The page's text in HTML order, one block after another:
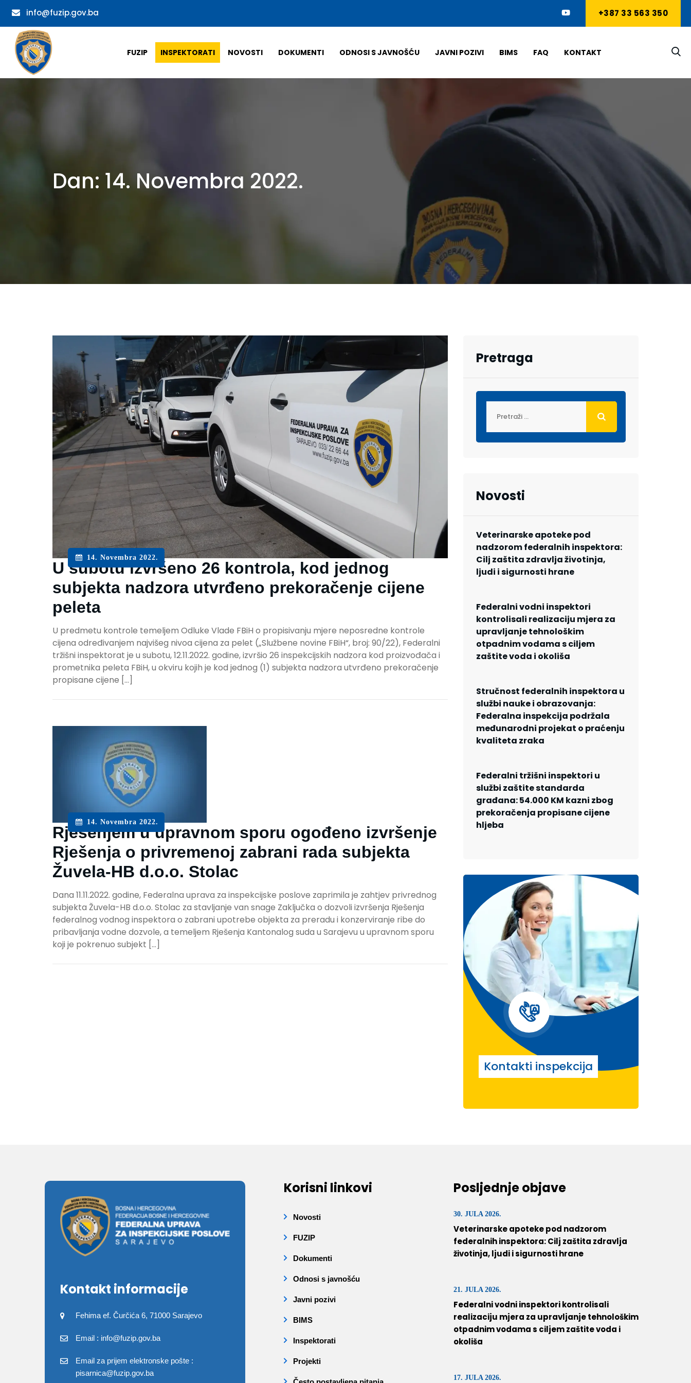
info@fuzip.gov.ba +387 33 563 350
FUZIP INSPEKTORATI NOVOSTI DOKUMENTI ODNOSI S JAVNOŠĆU JAVNI POZIVI BIMS FAQ KONTAKT
Dan: 14. Novembra 2022.
14. Novembra 2022.
U subotu izvršeno 26 kontrola, kod jednog
subjekta nadzora utvrđeno prekoračenje cijene
peleta
U predmetu kontrole temeljem Odluke Vlade FBiH o propisivanju mjere neposredne kontrole
cijena određivanjem najvišeg nivoa cijena za pelet („Službene novine FBiH“, broj: 90/22), Federalni
tržišni inspektorat je u subotu, 12.11.2022. godine, izvršio 26 inspekcijskih nadzora kod proizvođača i
prometnika peleta FBiH, u okviru kojih je kod jednog (1) subjekta nadzora utvrđeno prekoračenje
propisane cijene […]
14. Novembra 2022.
Rješenjem u upravnom sporu ogođeno izvršenje
Rješenja o privremenoj zabrani rada subjekta
Žuvela-HB d.o.o. Stolac
Dana 11.11.2022. godine, Federalna uprava za inspekcijske poslove zaprimila je zahtjev privrednog
subjekta Žuvela-HB d.o.o. Stolac za stavljanje van snage Zaključka o dozvoli izvršenja Rješenja
federalnog vodnog inspektora o zabrani upotrebe objekta za preradu i konzerviranje ribe do
pribavljanja vodne dozvole, a temeljem Rješenja Kantonalog suda u Sarajevu u upravnom sporu
koji je pokrenuo subjekt […]
Pretraga
Novosti
Veterinarske apoteke pod
nadzorom federalnih inspektora:
Cilj zaštita zdravlja životinja,
ljudi i sigurnosti hrane
Federalni vodni inspektori
kontrolisali realizaciju mjera za
upravljanje tehnološkim
otpadnim vodama s ciljem
zaštite voda i okoliša
Stručnost federalnih inspektora u
službi nauke i obrazovanja:
Federalna inspekcija podržala
međunarodni projekat o praćenju
kvaliteta zraka
Federalni tržišni inspektori u
službi zaštite standarda
građana: 54.000 KM kazni zbog
prekoračenja propisane cijene
hljeba
Kontakti inspekcija
Kontakt informacije
Fehima ef. Čurčića 6, 71000 Sarajevo
Email : info@fuzip.gov.ba
Email za prijem elektronske pošte :
pisarnica@fuzip.gov.ba
Korisni linkovi
Novosti
FUZIP
Dokumenti
Odnosi s javnošću
Javni pozivi
BIMS
Inspektorati
Projekti
Posljednje objave
30. JULA 2026.
Veterinarske apoteke pod nadzorom
federalnih inspektora: Cilj zaštita zdravlja
životinja, ljudi i sigurnosti hrane
21. JULA 2026.
Federalni vodni inspektori kontrolisali
realizaciju mjera za upravljanje tehnološkim
otpadnim vodama s ciljem zaštite voda i
okoliša
17. JULA 2026.